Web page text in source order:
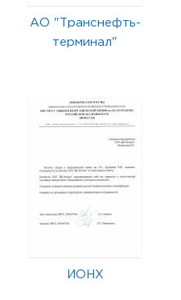
АО "Транснефть-
терминал"
ИОНХ